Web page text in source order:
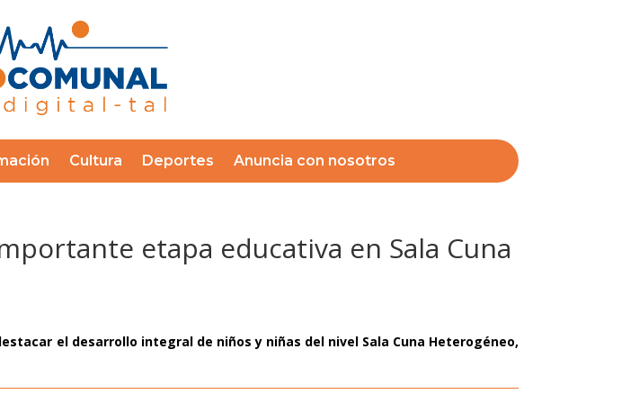
Cultura Deportes Anuncia con nosotros
etapa educativa en Sala Cuna
el desarrollo integral de niños y niñas del nivel Sala Cuna Heterogéneo,